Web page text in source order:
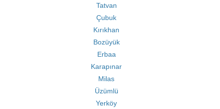
Tatvan
Çubuk
Kırıkhan
Bozüyük
Erbaa
Karapınar
Milas
Üzümlü
Yerköy